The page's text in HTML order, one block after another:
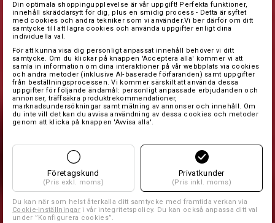
Din optimala shoppingupplevelse är vår uppgift! Perfekta funktioner,
innehåll skräddarsytt för dig, plus en smidig process - Detta är syftet
med cookies och andra tekniker som vi använder.Vi ber därför om ditt
samtycke till att lagra cookies och använda uppgifter enligt dina
individuella val.
För att kunna visa dig personligt anpassat innehåll behöver vi ditt
samtycke. Om du klickar på knappen 'Acceptera alla' kommer vi att
samla in information om dina interaktioner på vår webbplats via cookies
och andra metoder (inklusive AI‑baserade förfaranden) samt uppgifter
från beställningsprocessen. Vi kommer särskilt att använda dessa
uppgifter för följande ändamål: personligt anpassade erbjudanden och
annonser, träffsäkra produktrekommendationer,
marknadsundersökningar samt mätning av annonser och innehåll. Om
du inte vill det kan du avvisa användning av dessa cookies och metoder
genom att klicka på knappen 'Avvisa alla'.
Företagskund
(Pris exkl. moms)
Privatkunder
(Pris inkl. moms)
Du kan när som helst återkalla ditt samtycke med framtida verkan via
Cookie-inställningar i vår integritetspolicy. Du kan också anpassa ditt val
under ”Konfigurera cookies”.